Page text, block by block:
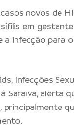
novos de
em
infecção para
Infecções
Saraiva, alerta
principalmente